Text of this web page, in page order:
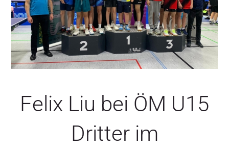
SERVICE
Felix Liu bei ÖM U15
Dritter im